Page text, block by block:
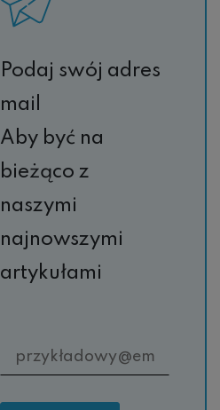
Podaj swój adres
mail
Aby być na
bieżąco z
naszymi
najnowszymi
artykułami